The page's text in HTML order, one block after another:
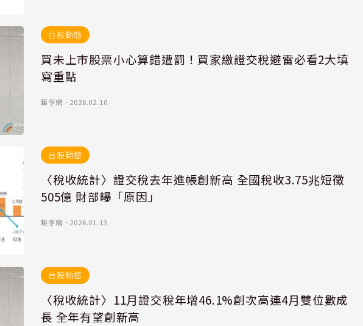
台股動態
買未上市股票小心算錯遭罰！買家繳證交稅避雷必看2大填
寫重點
鉅亨網 ． 2026.02.10
台股動態
〈稅收統計〉證交稅去年進帳創新高 全國稅收3.75兆短徵
505億 財部曝「原因」
鉅亨網 ． 2026.01.13
台股動態
〈稅收統計〉11月證交稅年增46.1%創次高連4月雙位數成
長 全年有望創新高